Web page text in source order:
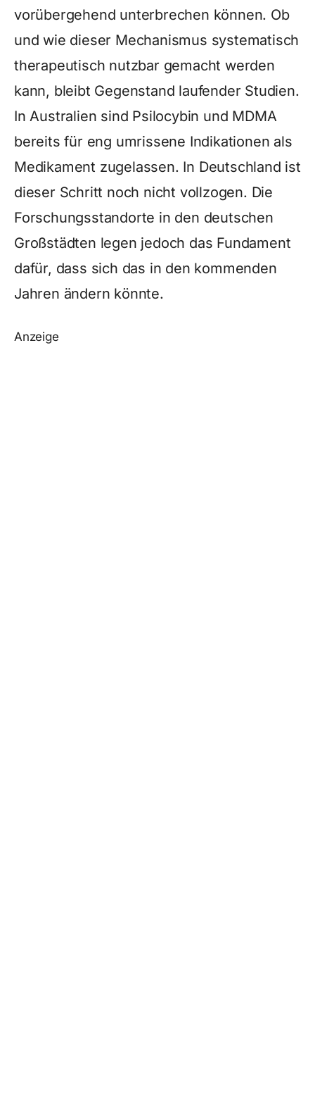
vorübergehend unterbrechen können. Ob
und wie dieser Mechanismus systematisch
therapeutisch nutzbar gemacht werden
kann, bleibt Gegenstand laufender Studien.
In Australien sind Psilocybin und MDMA
bereits für eng umrissene Indikationen als
Medikament zugelassen. In Deutschland ist
dieser Schritt noch nicht vollzogen. Die
Forschungsstandorte in den deutschen
Großstädten legen jedoch das Fundament
dafür, dass sich das in den kommenden
Jahren ändern könnte.
Anzeige